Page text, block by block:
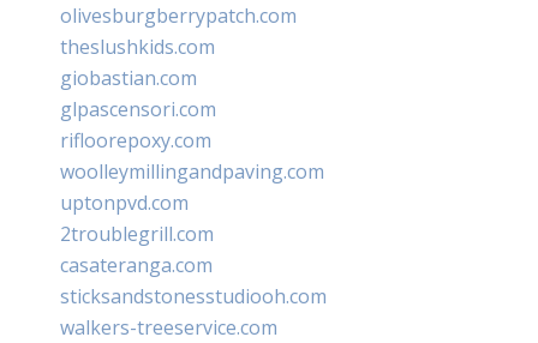
olivesburgberrypatch.com
theslushkids.com
giobastian.com
glpascensori.com
rifloorepoxy.com
woolleymillingandpaving.com
uptonpvd.com
2troublegrill.com
casateranga.com
sticksandstonesstudiooh.com
walkers-treeservice.com